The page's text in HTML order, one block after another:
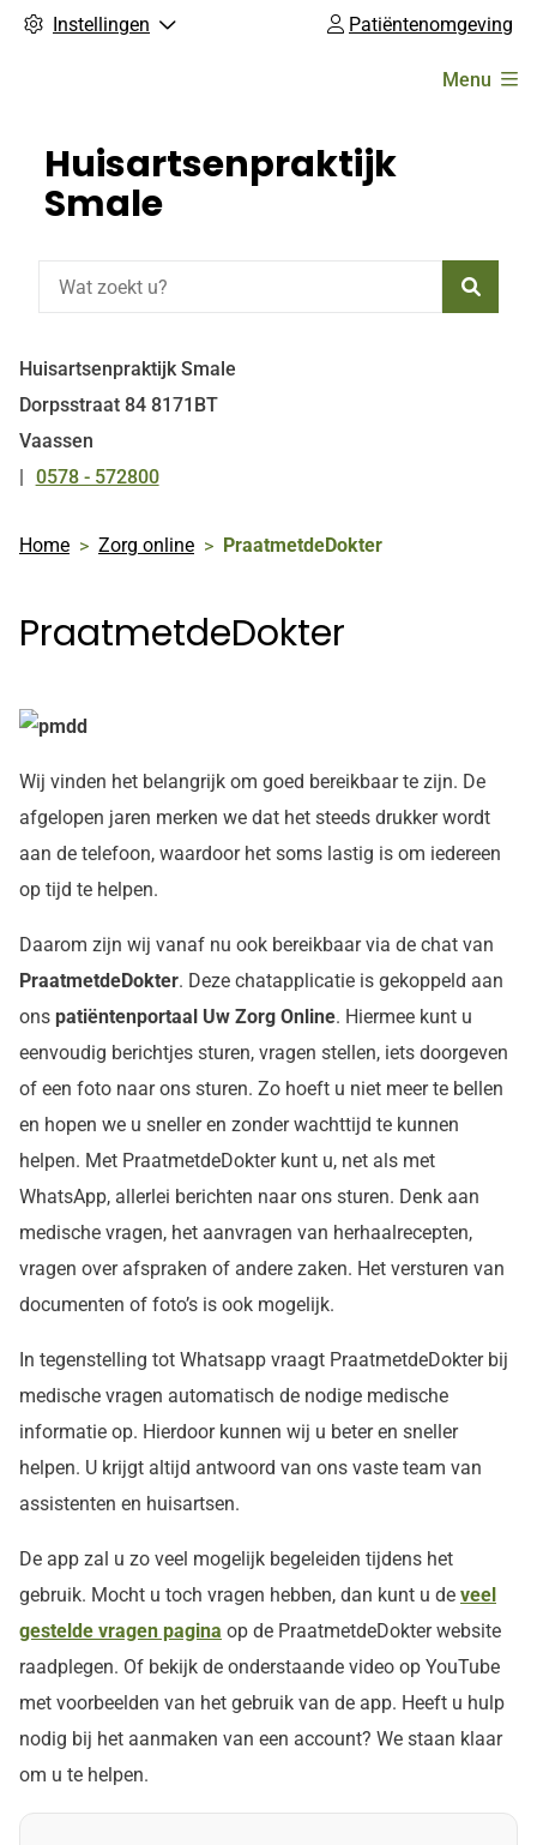
Instellingen Patiëntenomgeving
Menu
Huisartsenpraktijk
Smale
Huisartsenpraktijk Smale
Dorpsstraat 84 8171BT
Vaassen
Tel:
0578 - 572800
Home Zorg online PraatmetdeDokter
PraatmetdeDokter
Wij vinden het belangrijk om goed bereikbaar te zijn. De
afgelopen jaren merken we dat het steeds drukker wordt
aan de telefoon, waardoor het soms lastig is om iedereen
op tijd te helpen.
Daarom zijn wij vanaf nu ook bereikbaar via de chat van
PraatmetdeDokter. Deze chatapplicatie is gekoppeld aan
ons patiëntenportaal Uw Zorg Online. Hiermee kunt u
eenvoudig berichtjes sturen, vragen stellen, iets doorgeven
of een foto naar ons sturen. Zo hoeft u niet meer te bellen
en hopen we u sneller en zonder wachttijd te kunnen
helpen. Met PraatmetdeDokter kunt u, net als met
WhatsApp, allerlei berichten naar ons sturen. Denk aan
medische vragen, het aanvragen van herhaalrecepten,
vragen over afspraken of andere zaken. Het versturen van
documenten of foto’s is ook mogelijk.
In tegenstelling tot Whatsapp vraagt PraatmetdeDokter bij
medische vragen automatisch de nodige medische
informatie op. Hierdoor kunnen wij u beter en sneller
helpen. U krijgt altijd antwoord van ons vaste team van
assistenten en huisartsen.
De app zal u zo veel mogelijk begeleiden tijdens het
gebruik. Mocht u toch vragen hebben, dan kunt u de veel
gestelde vragen pagina op de PraatmetdeDokter website
raadplegen. Of bekijk de onderstaande video op YouTube
met voorbeelden van het gebruik van de app. Heeft u hulp
nodig bij het aanmaken van een account? We staan klaar
om u te helpen.